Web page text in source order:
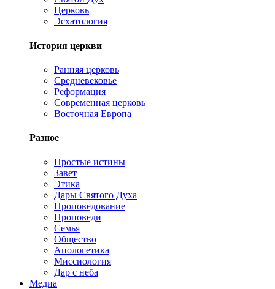
Церковь
Эсхатология
История церкви
Ранняя церковь
Средневековье
Реформация
Современная церковь
Восточная Европа
Разное
Простые истины
Завет
Этика
Дары Святого Духа
Проповедование
Проповеди
Семья
Общество
Апологетика
Миссиология
Дар с неба
Медиа